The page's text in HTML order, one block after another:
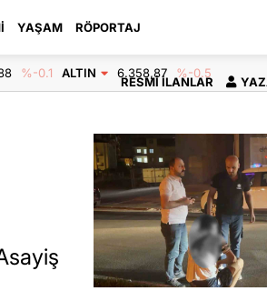
YAŞAM RÖPORTAJ
RESMI İLANLAR
%-0.1 ALTIN 6.358,87 %-0.5